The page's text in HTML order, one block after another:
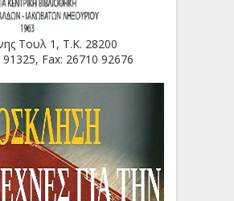
Τουλ 1, Τ.Κ. 28200
Fax: 26710 92676